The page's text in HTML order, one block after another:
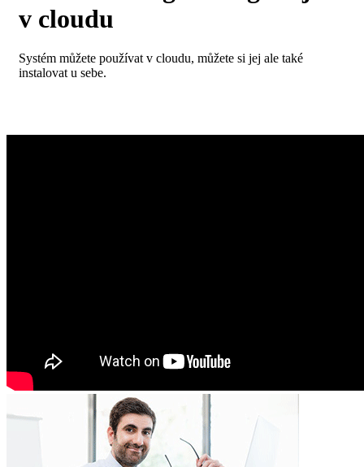
v cloudu
Systém můžete používat v cloudu, můžete si jej ale také
instalovat u sebe.